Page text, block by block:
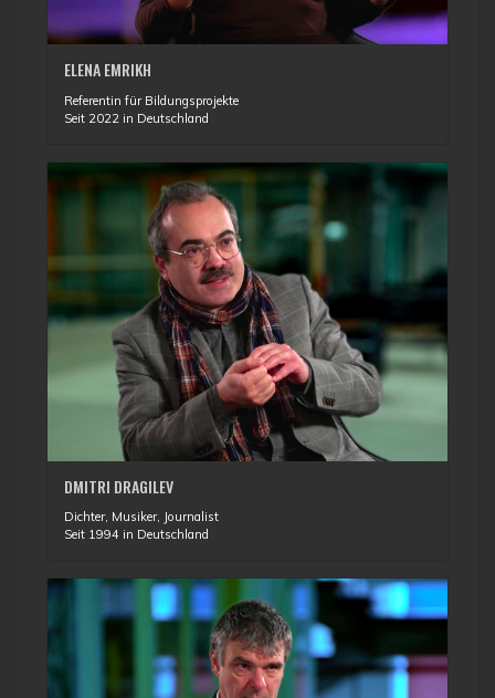
ELENA EMRIKH
Referentin für Bildungsprojekte
Seit 2022 in Deutschland
DMITRI DRAGILEV
Dichter, Musiker, Journalist
Seit 1994 in Deutschland